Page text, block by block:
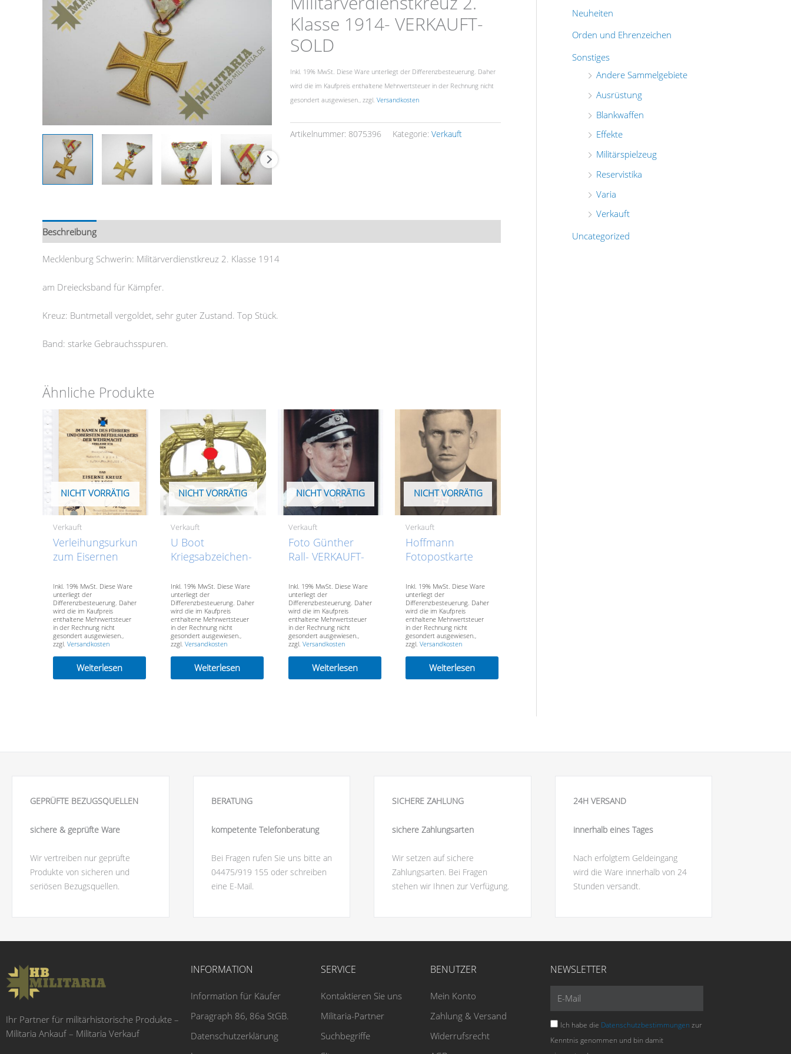
Klasse 1914- VERKAUFT-
SOLD
Inkl. 19% MwSt. Diese Ware unterliegt der Differenzbesteuerung. Daher
wird die im Kaufpreis enthaltene Mehrwertsteuer in der Rechnung nicht
gesondert ausgewiesen., zzgl. Versandkosten
Artikelnummer: 8075396 Kategorie: Verkauft
Beschreibung
Mecklenburg Schwerin: Militärverdienstkreuz 2. Klasse 1914
am Dreiecksband für Kämpfer.
Kreuz: Buntmetall vergoldet, sehr guter Zustand. Top Stück.
Band: starke Gebrauchsspuren.
Ähnliche Produkte
NICHT VORRÄTIG
Verkauft
Verleihungsurkunde
zum Eisernen
VERKAUFT- SOLD
Inkl. 19% MwSt. Diese Ware
unterliegt der
Differenzbesteuerung. Daher
wird die im Kaufpreis
enthaltene Mehrwertsteuer
in der Rechnung nicht
gesondert ausgewiesen.,
zzgl. Versandkosten
Weiterlesen
NICHT VORRÄTIG
Verkauft
U Boot
Kriegsabzeichen-
Inkl. 19% MwSt. Diese Ware
unterliegt der
Differenzbesteuerung. Daher
wird die im Kaufpreis
enthaltene Mehrwertsteuer
in der Rechnung nicht
gesondert ausgewiesen.,
zzgl. Versandkosten
Weiterlesen
NICHT VORRÄTIG
Verkauft
Foto Günther
Rall- VERKAUFT-
Inkl. 19% MwSt. Diese Ware
unterliegt der
Differenzbesteuerung. Daher
wird die im Kaufpreis
enthaltene Mehrwertsteuer
in der Rechnung nicht
gesondert ausgewiesen.,
zzgl. Versandkosten
Weiterlesen
NICHT VORRÄTIG
Verkauft
Hoffmann
Fotopostkarte
U100- VERKAUFT-
SOLD
Inkl. 19% MwSt. Diese Ware
unterliegt der
Differenzbesteuerung. Daher
wird die im Kaufpreis
enthaltene Mehrwertsteuer
in der Rechnung nicht
gesondert ausgewiesen.,
zzgl.Versandkosten
Weiterlesen
Neuheiten
Orden und Ehrenzeichen
Sonstiges
Andere Sammelgebiete
Ausrüstung
Blankwaffen
Effekte
Militärspielzeug
Reservistika
Varia
Verkauft
Uncategorized
GEPRÜFTE BEZUGSQUELLEN
sichere & geprüfte Ware
Wir vertreiben nur geprüfte
Produkte von sicheren und
seriösen Bezugsquellen.
BERATUNG
kompetente Telefonberatung
Bei Fragen rufen Sie uns bitte an
04475/919 155 oder schreiben
eine E-Mail.
SICHERE ZAHLUNG
sichere Zahlungsarten
Wir setzen auf sichere
Zahlungsarten. Bei Fragen
stehen wir Ihnen zur Verfügung.
24H VERSAND
innerhalb eines Tages
Nach erfolgtem Geldeingang
wird die Ware innerhalb von 24
Stunden versandt.
Ihr Partner für militärhistorische Produkte –
Militaria Ankauf – Militaria Verkauf
INFORMATION
Information für Käufer
Paragraph 86, 86a StGB.
Datenschutzerklärung
SERVICE
Kontaktieren Sie uns
Militaria-Partner
Suchbegriffe
BENUTZER
Mein Konto
Zahlung & Versand
Widerrufsrecht
NEWSLETTER
Ich habe die Datenschutzbestimmungen zur
Kenntnis genommen und bin damit